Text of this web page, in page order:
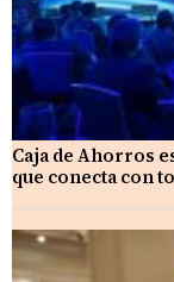
Caja de Ahorros
que conecta con